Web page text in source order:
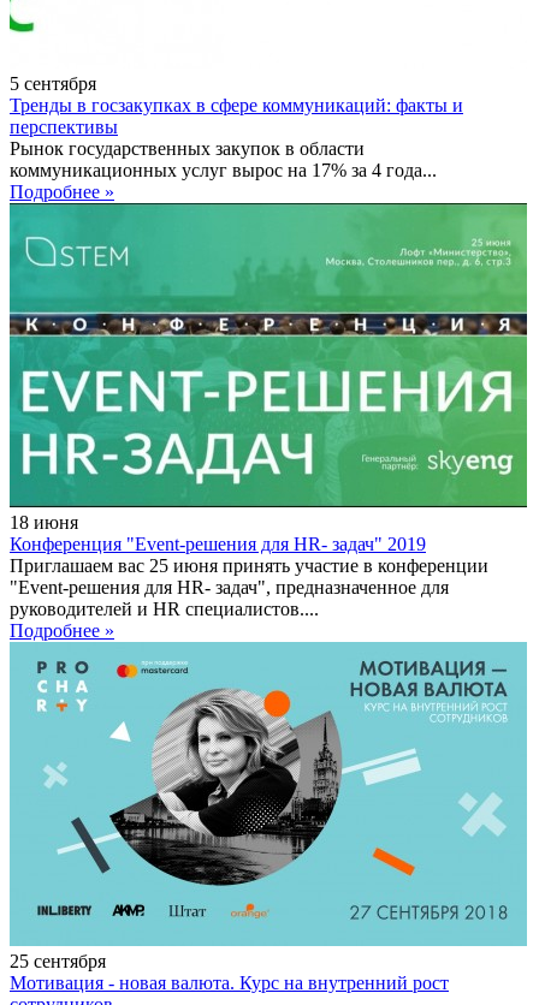
5 сентября
Тренды в госзакупках в сфере коммуникаций: факты и
перспективы
Рынок государственных закупок в области
коммуникационных услуг вырос на 17% за 4 года...
Подробнее »
18 июня
Конференция "Event-решения для HR- задач" 2019
Приглашаем вас 25 июня принять участие в конференции
"Event-решения для HR- задач", предназначенное для
руководителей и HR специалистов....
Подробнее »
25 сентября
Мотивация - новая валюта. Курс на внутренний рост